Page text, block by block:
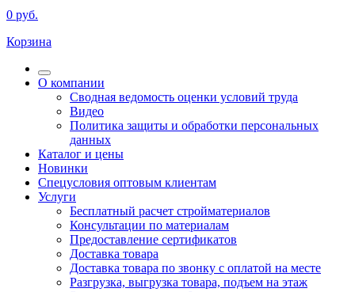
0 руб.
Корзина
О компании
Сводная ведомость оценки условий труда
Видео
Политика защиты и обработки персональных
данных
Каталог и цены
Новинки
Спецусловия оптовым клиентам
Услуги
Бесплатный расчет стройматериалов
Консультации по материалам
Предоставление сертификатов
Доставка товара
Доставка товара по звонку с оплатой на месте
Разгрузка, выгрузка товара, подъем на этаж